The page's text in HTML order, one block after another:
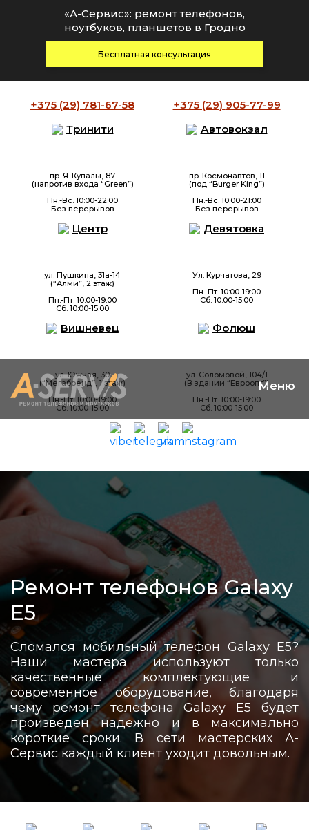
+375 (29) 781-67-58 +375 (29) 905-77-99
Тринити
пр. Я. Купалы, 87
(напротив входа “Green”)
Пн.-Вс. 10:00-22:00
Без перерывов
Автовокзал
пр. Космонавтов, 11
(под “Burger King”)
Пн.-Вс. 10:00-21:00
Без перерывов
Центр
ул. Пушкина, 31а-14
(“Алми”, 2 этаж)
Пн.-Пт. 10:00-19:00
Сб. 10:00-15:00
Девятовка
Ул. Курчатова, 29
Пн.-Пт. 10:00-19:00
Сб. 10:00-15:00
Вишневец
ул. Южная, 30
(“Мегабренд”, 1 этаж)
Пн.-Пт. 10:00-19:00
Сб. 10:00-15:00
Фолюш
ул. Соломовой, 104/1
(В здании “Евроопт”)
Пн.-Пт. 10:00-19:00
Сб. 10:00-15:00
«А-Сервис»: ремонт телефонов,
ноутбуков, планшетов в Гродно
Бесплатная консультация
Ремонт телефонов Galaxy
E5
Сломался мобильный телефон Galaxy E5?
Наши мастера используют только
качественные комплектующие и
современное оборудование, благодаря
чему ремонт телефона Galaxy E5 будет
произведен надежно и в максимально
короткие сроки. В сети мастерских А-
Сервис каждый клиент уходит довольным.